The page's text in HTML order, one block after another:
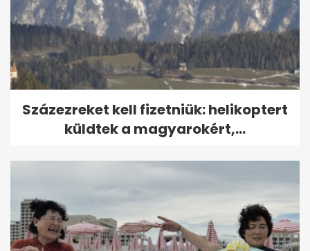
Százezreket kell fizetniük: helikoptert
küldtek a magyarokért,...